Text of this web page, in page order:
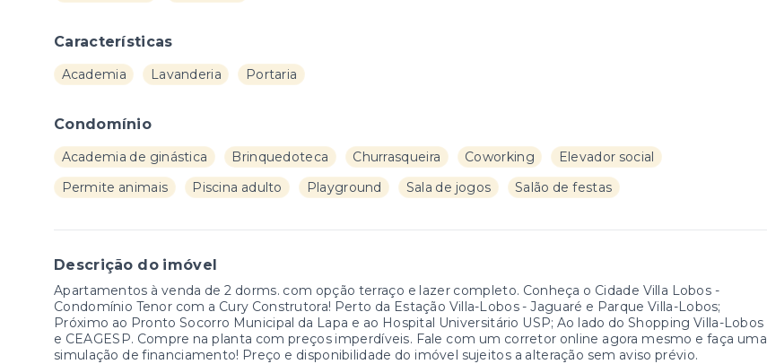
Características
Academia Lavanderia Portaria
Condomínio
Academia de ginástica Brinquedoteca Churrasqueira Coworking
Elevador social
Permite animais
Piscina adulto Playground Sala de jogos Salão de festas
Descrição do imóvel
Apartamentos à venda de 2 dorms. com opção terraço e lazer completo. Conheça o Cidade Villa Lobos -
Condomínio Tenor com a Cury Construtora! Perto da Estação Villa-Lobos - Jaguaré e Parque Villa-Lobos;
Próximo ao Pronto Socorro Municipal da Lapa e ao Hospital Universitário USP; Ao lado do Shopping Villa-Lobos
e CEAGESP. Compre na planta com preços imperdíveis. Fale com um corretor online agora mesmo e faça uma
simulação de financiamento! Preço e disponibilidade do imóvel sujeitos a alteração sem aviso prévio.